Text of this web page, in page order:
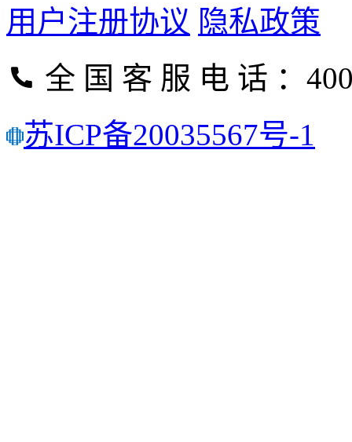
用户注册协议 隐私政策
全 国 客 服 电 话 ：
苏ICP备20035567号-1